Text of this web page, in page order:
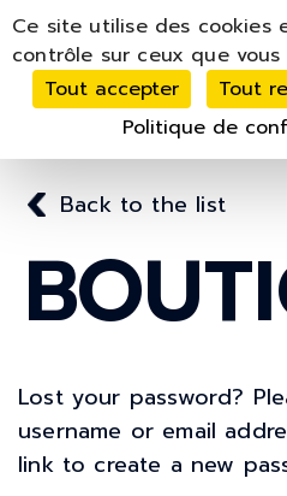
MON COMPTE
Back to the list
Lost your password?
username or email
link to create a new
Panneau de gestion des
Ce site utilise des cookies
contrôle sur ceux que
Tout accepter
Tout
Politique de